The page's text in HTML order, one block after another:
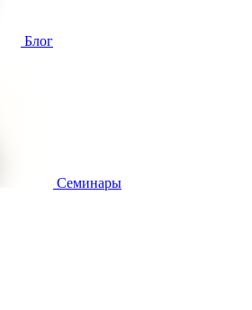
Блог
Cеминары